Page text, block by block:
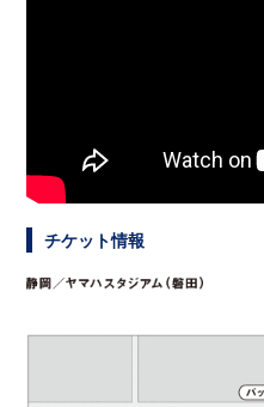
チケット情報